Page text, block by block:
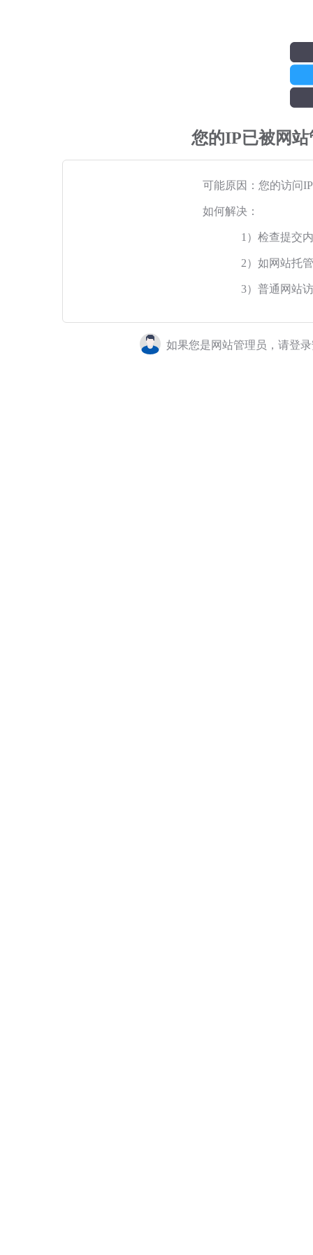
您的IP已被网
可能原因：您的访问
如何解决：
1）检查提交
2）如网站托
3）普通网站
如果您是网站管理员，请登